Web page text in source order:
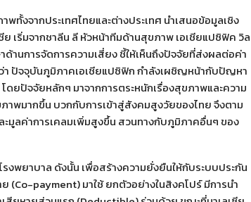
ทั้งจากประเทศไทยและต่างประเทศ นำเสนอข้อมูลเชิง
ย เริ่มจากชาลีน ลี หัวหน้าทีมด้านสุขภาพ เอเชียแปซิฟิค วิล
านการจัดการความเสี่ยง ชี้ให้เห็นถึงปัจจัยที่ส่งผลต่อค่า
า ปัจจุบันภูมิภาคเอเชียแปซิฟิก กำลังเผชิญหน้ากับปัญหา
ดยปัจจัยหลักๆ มาจากการตระหนักเรื่องสุขภาพและความ
าพมากขึ้น บวกกับการเข้าสู่สังคมสูงวัยของไทย จึงตาม
มูลค่าการเคลมเพิ่มสูงขึ้น สวนทางกับภูมิภาคอื่นๆ ของ
งพยาบาล ดังนั้น เพื่อสร้างความยั่งยืนให้กับระบบประกัน
(Co-payment) มาใช้ ยกตัวอย่างในสิงคโปร์ มีการนำ